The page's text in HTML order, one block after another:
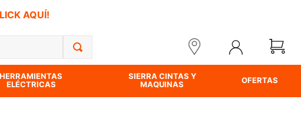
AQUÍ!
HERRAMIENTAS
ELÉCTRICAS
SIERRA CINTAS Y
MAQUINAS
OFERTAS